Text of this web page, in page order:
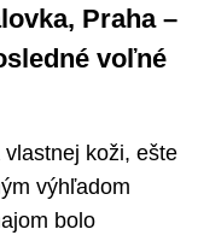
Praha –
voľné
koži, ešte
výhľadom
bolo